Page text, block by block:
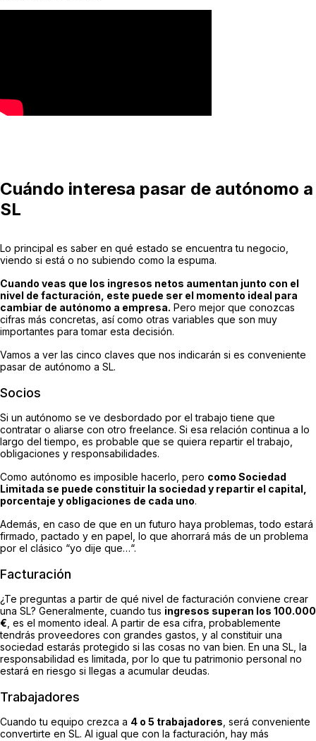
Cuándo interesa pasar de autónomo a
SL
Lo principal es saber en qué estado se encuentra tu negocio,
viendo si está o no subiendo como la espuma.
Cuando veas que los ingresos netos aumentan junto con el
nivel de facturación, este puede ser el momento ideal para
cambiar de autónomo a empresa. Pero mejor que conozcas
cifras más concretas, así como otras variables que son muy
importantes para tomar esta decisión.
Vamos a ver las cinco claves que nos indicarán si es conveniente
pasar de autónomo a SL.
Socios
Si un autónomo se ve desbordado por el trabajo tiene que
contratar o aliarse con otro freelance. Si esa relación continua a lo
largo del tiempo, es probable que se quiera repartir el trabajo,
obligaciones y responsabilidades.
Como autónomo es imposible hacerlo, pero como Sociedad
Limitada se puede constituir la sociedad y repartir el capital,
porcentaje y obligaciones de cada uno.
Además, en caso de que en un futuro haya problemas, todo estará
firmado, pactado y en papel, lo que ahorrará más de un problema
por el clásico “yo dije que…“.
Facturación
¿Te preguntas a partir de qué nivel de facturación conviene crear
una SL? Generalmente, cuando tus ingresos superan los 100.000
€ , es el momento ideal. A partir de esa cifra, probablemente
tendrás proveedores con grandes gastos, y al constituir una
sociedad estarás protegido si las cosas no van bien. En una SL, la
responsabilidad es limitada, por lo que tu patrimonio personal no
estará en riesgo si llegas a acumular deudas.
Trabajadores
Cuando tu equipo crezca a 4 o 5 trabajadores , será conveniente
convertirte en SL. Al igual que con la facturación, hay más